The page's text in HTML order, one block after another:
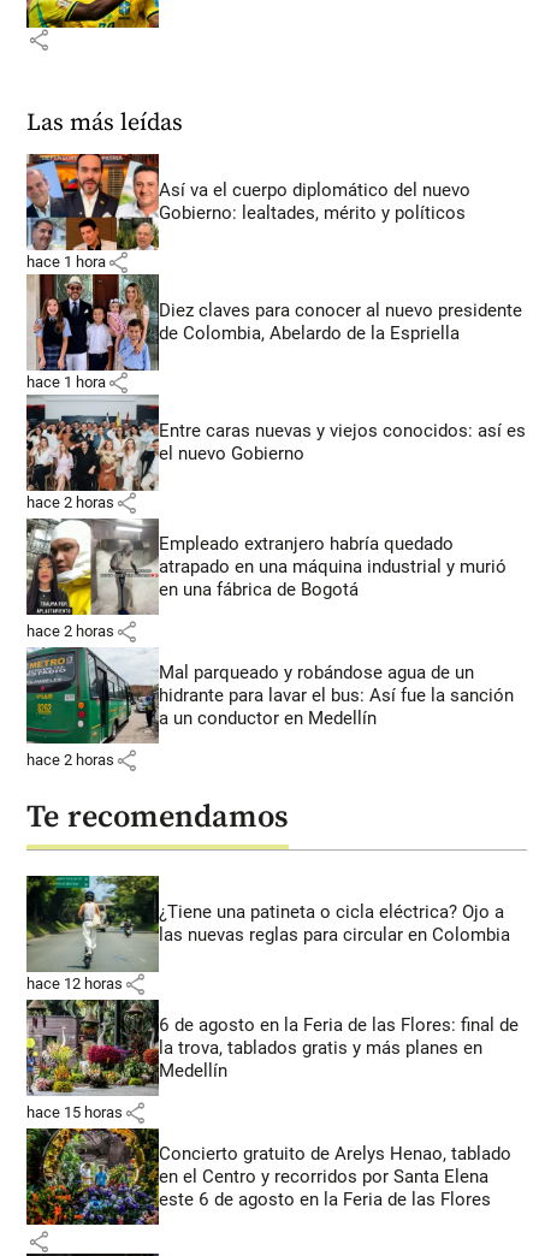
share
Las más leídas
Así va el cuerpo diplomático del nuevo
Gobierno: lealtades, mérito y políticos
hace 1 hora share
Diez claves para conocer al nuevo presidente
de Colombia, Abelardo de la Espriella
hace 1 hora share
Entre caras nuevas y viejos conocidos: así es
el nuevo Gobierno
hace 2 horas share
Empleado extranjero habría quedado
atrapado en una máquina industrial y murió
en una fábrica de Bogotá
hace 2 horas share
Mal parqueado y robándose agua de un
hidrante para lavar el bus: Así fue la sanción
a un conductor en Medellín
hace 2 horas share
Te recomendamos
¿Tiene una patineta o cicla eléctrica? Ojo a
las nuevas reglas para circular en Colombia
hace 12 horas share
6 de agosto en la Feria de las Flores: final de
la trova, tablados gratis y más planes en
Medellín
hace 15 horas share
Concierto gratuito de Arelys Henao, tablado
en el Centro y recorridos por Santa Elena
este 6 de agosto en la Feria de las Flores
share